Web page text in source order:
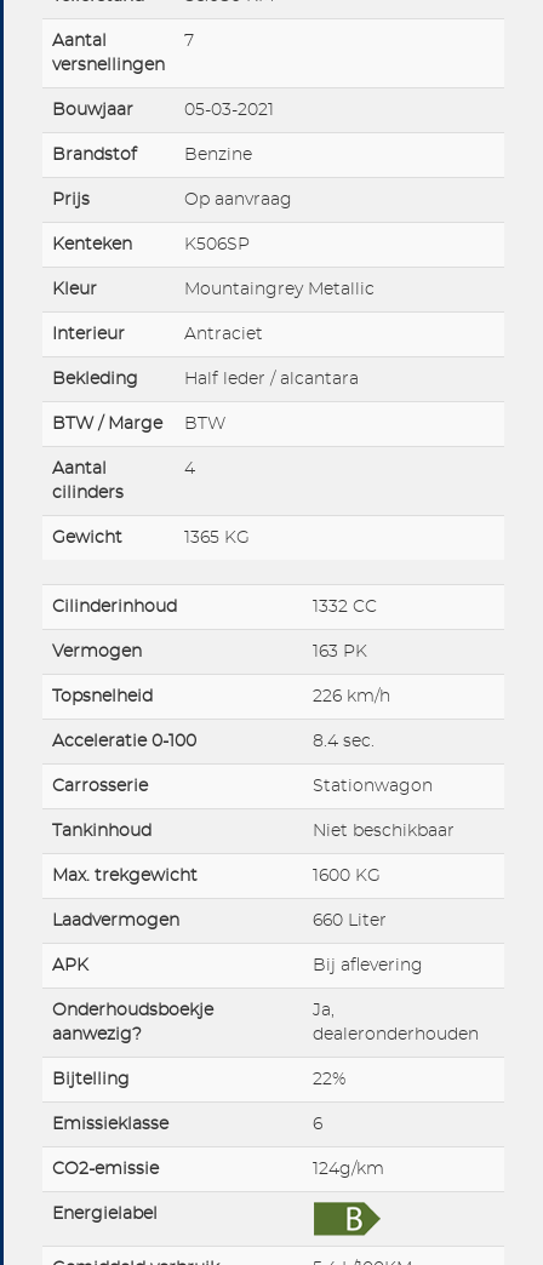
Aantal
versnellingen
7
Bouwjaar 05-03-2021
Brandstof Benzine
Prijs Op aanvraag
Kenteken K506SP
Kleur Mountaingrey Metallic
Interieur Antraciet
Bekleding Half leder / alcantara
BTW / Marge BTW
Aantal
cilinders
4
Gewicht 1365 KG
Cilinderinhoud 1332 CC
Vermogen 163 PK
Topsnelheid 226 km/h
Acceleratie 0-100 8.4 sec.
Carrosserie Stationwagon
Tankinhoud Niet beschikbaar
Max. trekgewicht 1600 KG
Laadvermogen 660 Liter
APK Bij aflevering
Onderhoudsboekje
aanwezig?
Ja,
dealeronderhouden
Bijtelling 22%
Emissieklasse 6
CO2-emissie 124g/km
Energielabel